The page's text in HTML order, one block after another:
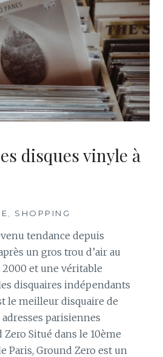
disques vinyle à
SHOPPING
tendance depuis
un gros trou d’air au
et une véritable
disquaires indépendants
le meilleur disquaire de
adresses parisiennes
Situé dans le 10ème
Paris, Ground Zero est un